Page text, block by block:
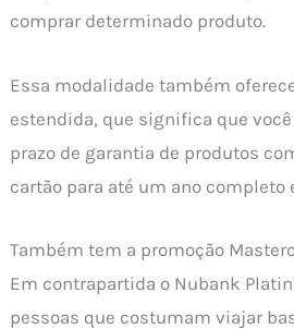
comprar determinado produto.
Essa modalidade também
estendida, que significa que
prazo de garantia de produtos
cartão para até um ano
Também tem a promoção
Em contrapartida o Nubank
pessoas que costumam viajar